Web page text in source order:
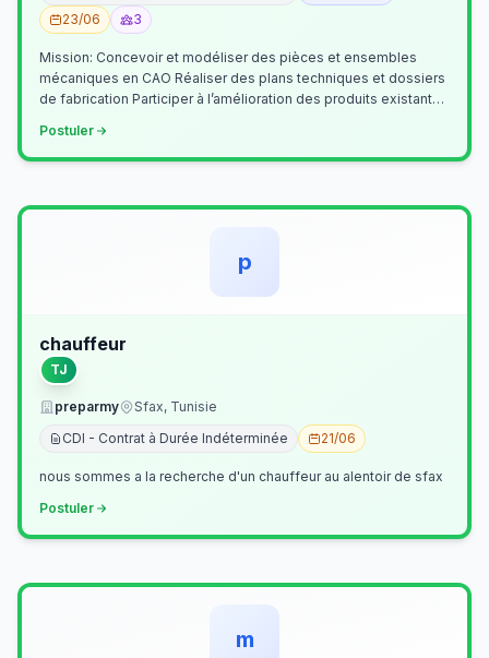
23/06
3
Mission: Concevoir et modéliser des pièces et ensembles
mécaniques en CAO Réaliser des plans techniques et dossiers
de fabrication Participer à l’amélioration des produits existants
Postuler
p
chauffeur
TJ
preparmy
Sfax, Tunisie
CDI - Contrat à Durée Indéterminée
21/06
nous sommes a la recherche d'un chauffeur au alentoir de sfax
Postuler
m